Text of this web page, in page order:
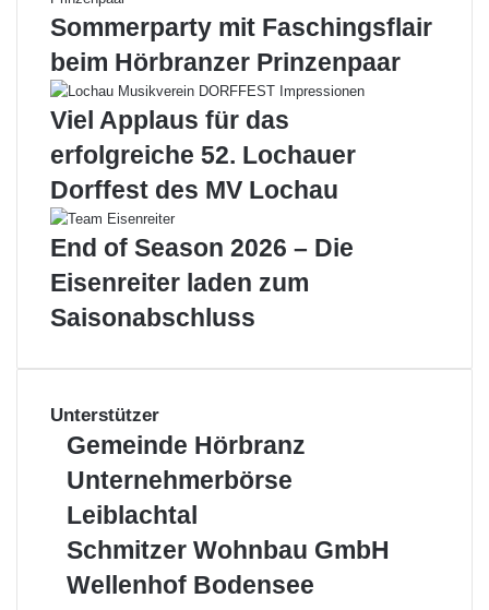
Sommerparty mit Faschingsflair
beim Hörbranzer Prinzenpaar
Viel Applaus für das
erfolgreiche 52. Lochauer
Dorffest des MV Lochau
End of Season 2026 – Die
Eisenreiter laden zum
Saisonabschluss
Unterstützer
Gemeinde
Gemeinde Hörbranz
Unternehmerbörse
Unternehmerbörse
Leiblachtal
Schmitzer
GmbH
Schmitzer Wohnbau GmbH
Wellenhof
Wellenhof Bodensee